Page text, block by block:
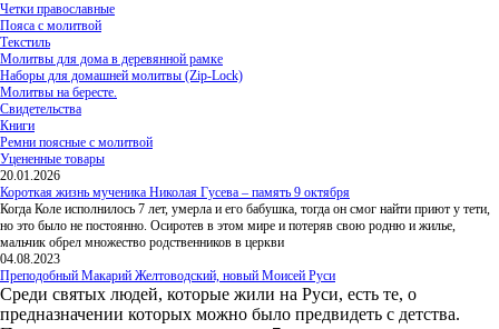
Четки православные
Пояса с молитвой
Текстиль
Молитвы для дома в деревянной рамке
Наборы для домашней молитвы (Zip-Lock)
Молитвы на бересте.
Свидетельства
Книги
Ремни поясные с молитвой
Уцененные товары
20.01.2026
Короткая жизнь мученика Николая Гусева – память 9 октября
Когда Коле исполнилось 7 лет, умерла и его бабушка, тогда он смог найти приют у тети,
но это было не постоянно. Осиротев в этом мире и потеряв свою родню и жилье,
мальчик обрел множество родственников в церкви
04.08.2023
Преподобный Макарий Желтоводский, новый Моисей Руси
Среди святых людей, которые жили на Руси, есть те, о
предназначении которых можно было предвидеть с детства.